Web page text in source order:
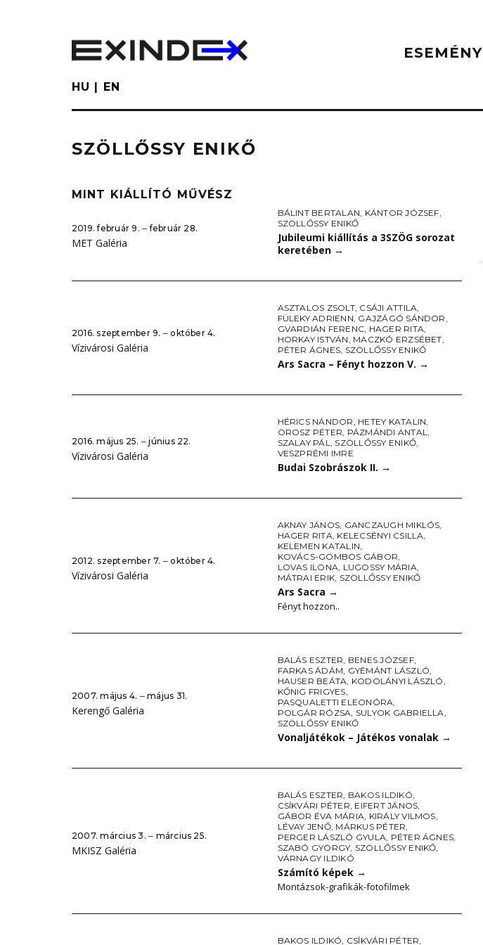
ESEMÉNY
HU EN
SZÖLLŐSSY ENIKŐ
MINT KIÁLLÍTÓ MŰVÉSZ
2019. február 9. ‒ február 28.
MET Galéria
BÁLINT BERTALAN, KÁNTOR JÓZSEF,
SZÖLLŐSSY ENIKŐ
Jubileumi kiállítás a 3SZÖG sorozat
keretében →
2016. szeptember 9. ‒ október 4.
Vízivárosi Galéria
ASZTALOS ZSOLT, CSÁJI ATTILA,
FÜLEKY ADRIENN, GAJZÁGÓ SÁNDOR,
GVARDIÁN FERENC, HAGER RITA,
HORKAY ISTVÁN, MACZKÓ ERZSÉBET,
PÉTER ÁGNES, SZÖLLŐSSY ENIKŐ
Ars Sacra – Fényt hozzon V. →
2016. május 25. ‒ június 22.
Vízivárosi Galéria
HÉRICS NÁNDOR, HETEY KATALIN,
OROSZ PÉTER, PÁZMÁNDI ANTAL,
SZALAY PÁL, SZÖLLŐSSY ENIKŐ,
VESZPRÉMI IMRE
Budai Szobrászok II. →
2012. szeptember 7. ‒ október 4.
Vízivárosi Galéria
AKNAY JÁNOS, GANCZAUGH MIKLÓS,
HAGER RITA, KELECSÉNYI CSILLA,
KELEMEN KATALIN,
KOVÁCS-GOMBOS GÁBOR,
LOVAS ILONA, LUGOSSY MÁRIA,
MÁTRAI ERIK, SZÖLLŐSSY ENIKŐ
Ars Sacra →
Fényt hozzon..
2007. május 4. ‒ május 31.
Kerengő Galéria
BALÁS ESZTER, BENES JÓZSEF,
FARKAS ÁDÁM, GYÉMÁNT LÁSZLÓ,
HAUSER BEÁTA, KODOLÁNYI LÁSZLÓ,
KŐNIG FRIGYES,
PASQUALETTI ELEONÓRA,
POLGÁR RÓZSA, SULYOK GABRIELLA,
SZÖLLŐSSY ENIKŐ
Vonaljátékok – Játékos vonalak →
2007. március 3. ‒ március 25.
MKISZ Galéria
BALÁS ESZTER, BAKOS ILDIKÓ,
CSÍKVÁRI PÉTER, EIFERT JÁNOS,
GÁBOR ÉVA MÁRIA, KIRÁLY VILMOS,
LÉVAY JENŐ, MÁRKUS PÉTER,
PERGER LÁSZLÓ GYULA, PÉTER ÁGNES,
SZABÓ GYÖRGY, SZÖLLŐSSY ENIKŐ,
VÁRNAGY ILDIKÓ
Számító képek →
Montázsok-grafikák-fotofilmek
BAKOS ILDIKÓ, CSÍKVÁRI PÉTER,